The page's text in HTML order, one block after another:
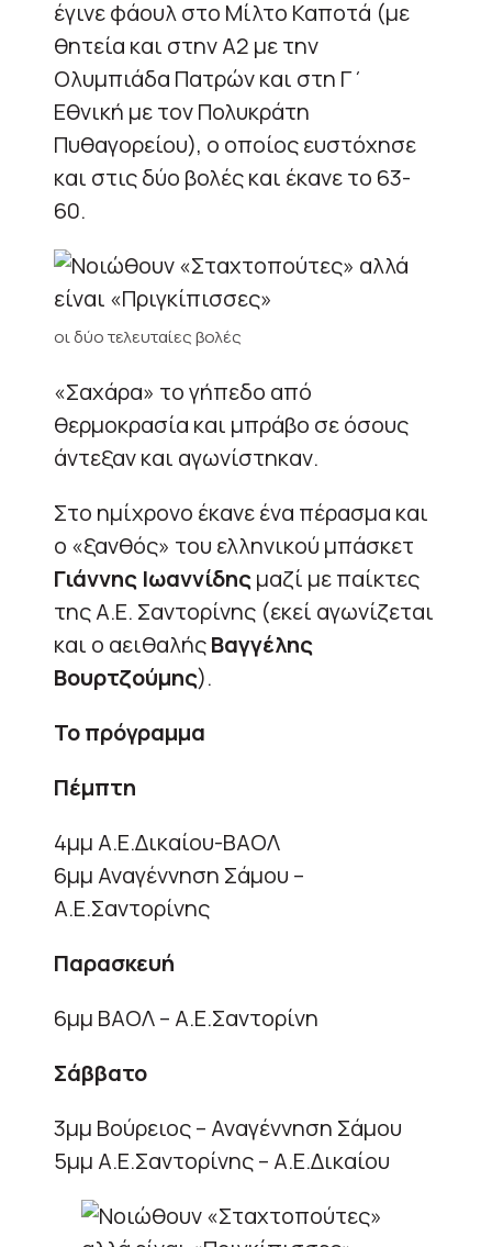
έγινε φάουλ στο Μίλτο Καποτά (με
θητεία και στην Α2 με την
Ολυμπιάδα Πατρών και στη Γ΄
Εθνική με τον Πολυκράτη
Πυθαγορείου), ο οποίος ευστόχησε
και στις δύο βολές και έκανε το 63-
60.
οι δύο τελευταίες βολές
«Σαχάρα» το γήπεδο από
θερμοκρασία και μπράβο σε όσους
άντεξαν και αγωνίστηκαν.
Στο ημίχρονο έκανε ένα πέρασμα και
ο «ξανθός» του ελληνικού μπάσκετ
Γιάννης Ιωαννίδηςμαζί με παίκτες
της Α.Ε. Σαντορίνης (εκεί αγωνίζεται
και ο αειθαλήςΒαγγέλης
Βουρτζούμης).
Το πρόγραμμα
Πέμπτη
4μμ Α.Ε.Δικαίου-ΒΑΟΛ
6μμ Αναγέννηση Σάμου –
Α.Ε.Σαντορίνης
Παρασκευή
6μμ ΒΑΟΛ – Α.Ε.Σαντορίνη
Σάββατο
3μμ Boύρειος – Αναγέννηση Σάμου
5μμ Α.Ε.Σαντορίνης – Α.Ε.Δικαίου